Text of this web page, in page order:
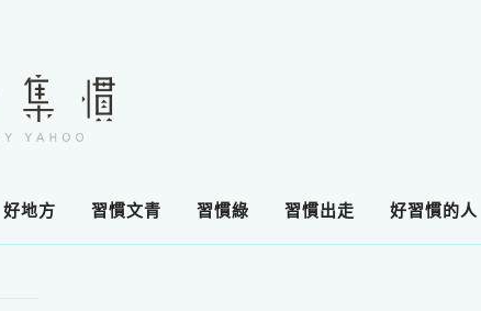
好地方 習慣文青 習慣綠 習慣出走 好習慣的人